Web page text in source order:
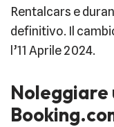
Rentalcars e
definitivo. Il
l’11 Aprile 2024.
Noleggiare